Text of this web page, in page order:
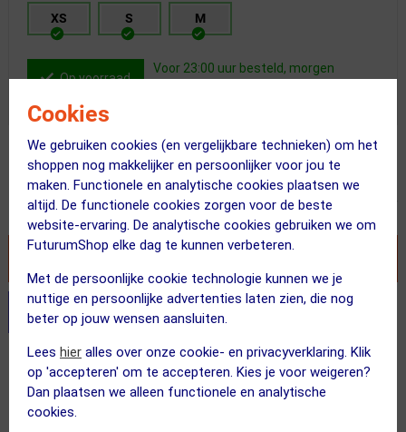
Cookies
We gebruiken cookies (en vergelijkbare technieken) om het
shoppen nog makkelijker en persoonlijker voor jou te
maken. Functionele en analytische cookies plaatsen we
altijd. De functionele cookies zorgen voor de beste
website-ervaring. De analytische cookies gebruiken we om
FuturumShop elke dag te kunnen verbeteren.
Met de persoonlijke cookie technologie kunnen we je
nuttige en persoonlijke advertenties laten zien, die nog
beter op jouw wensen aansluiten.
Lees hier alles over onze cookie- en privacyverklaring. Klik
op 'accepteren' om te accepteren. Kies je voor weigeren?
Dan plaatsen we alleen functionele en analytische
cookies.
XS S M
Op voorraad
Voor 23:00 uur besteld, morgen
70.00
Adviesprijs
35.95
Inclusief BTW
Stel je productvragen aan onze AI assistent
Gratis verzending vanaf €49
Voor 23:00 uur besteld, morgen in huis
365 dagen retourrecht